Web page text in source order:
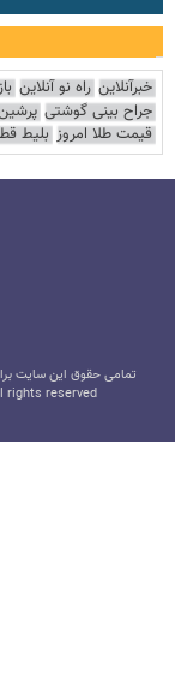
خبرآنلاین راه نو آنلاین
جراح بینی گوشتی
قیمت طلا امروز بلیط
تمامی حقوق این سایت
rights reserved